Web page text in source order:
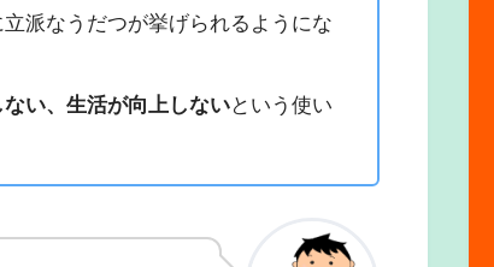
派なうだつが挙げられるようにな
い、生活が向上しないという使い